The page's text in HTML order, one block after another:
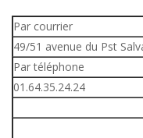
Par courrier
49/51 avenue du Pst
Par téléphone
01.64.35.24.24